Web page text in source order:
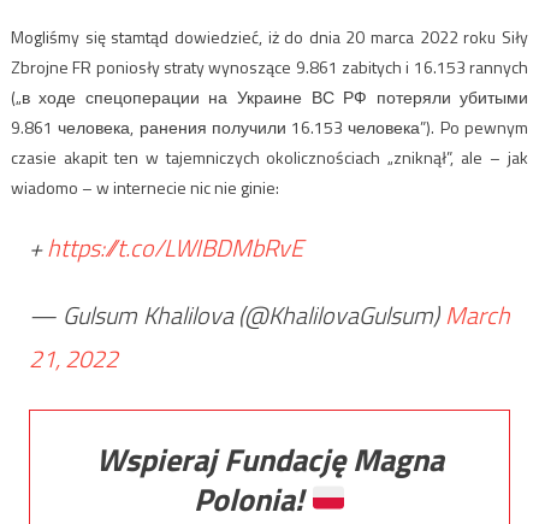
Mogliśmy się stamtąd dowiedzieć, iż do dnia 20 marca 2022 roku Siły
Zbrojne FR poniosły straty wynoszące 9.861 zabitych i 16.153 rannych
(„в ходе спецоперации на Украине ВС РФ потеряли убитыми
9.861 человека, ранения получили 16.153 человека”). Po pewnym
czasie akapit ten w tajemniczych okolicznościach „zniknął”, ale – jak
wiadomo – w internecie nic nie ginie:
+https://t.co/LWIBDMbRvE
— Gulsum Khalilova (@KhalilovaGulsum)March
21, 2022
Wspieraj Fundację Magna
Polonia!